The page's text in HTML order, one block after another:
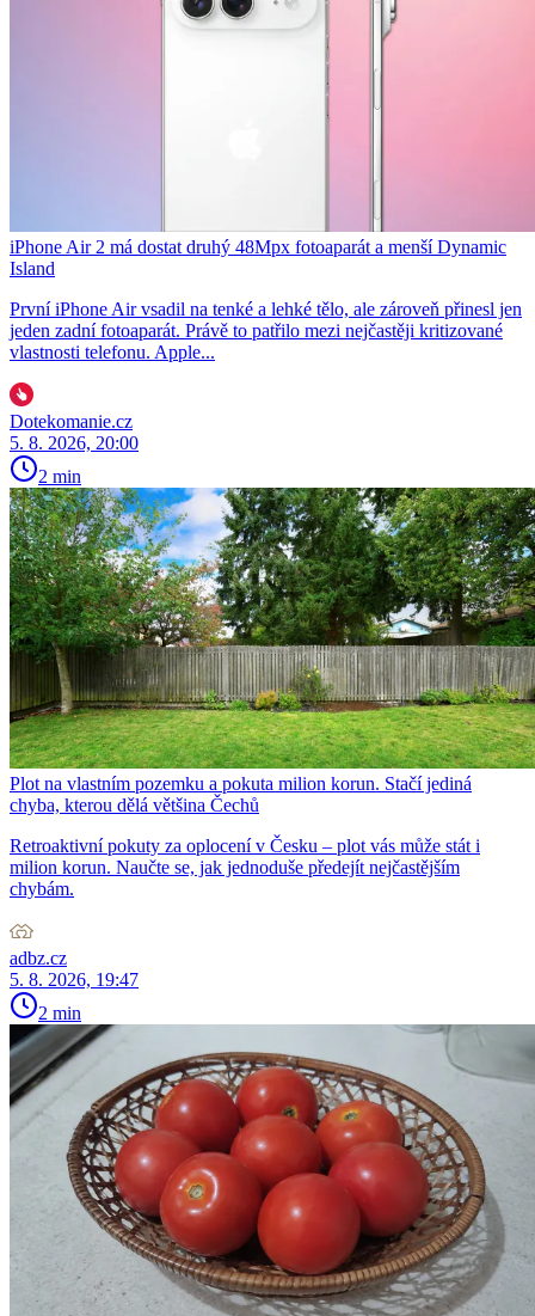
iPhone Air 2 má dostat druhý 48Mpx fotoaparát a menší Dynamic
Island
První iPhone Air vsadil na tenké a lehké tělo, ale zároveň přinesl jen
jeden zadní fotoaparát. Právě to patřilo mezi nejčastěji kritizované
vlastnosti telefonu. Apple...
Dotekomanie.cz
5. 8. 2026, 20:00
2 min
Plot na vlastním pozemku a pokuta milion korun. Stačí jediná
chyba, kterou dělá většina Čechů
Retroaktivní pokuty za oplocení v Česku – plot vás může stát i
milion korun. Naučte se, jak jednoduše předejít nejčastějším
chybám.
adbz.cz
5. 8. 2026, 19:47
2 min